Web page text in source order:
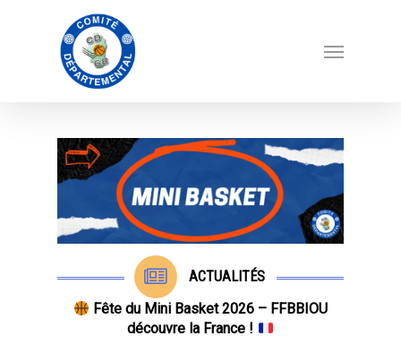
ACTUALITÉS
Fête du Mini Basket 2026 – FFBBIOU
découvre la France !